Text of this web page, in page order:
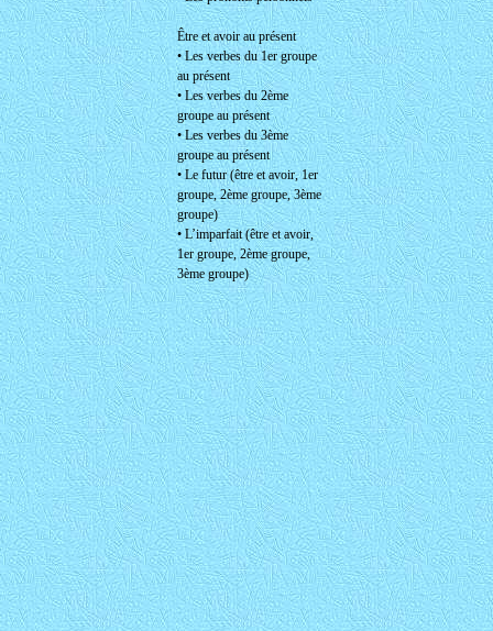
Être et avoir au présent
• Les verbes du 1er groupe
au présent
• Les verbes du 2ème
groupe au présent
• Les verbes du 3ème
groupe au présent
• Le futur (être et avoir, 1er
groupe, 2ème groupe, 3ème
groupe)
• L’imparfait (être et avoir,
1er groupe, 2ème groupe,
3ème groupe)